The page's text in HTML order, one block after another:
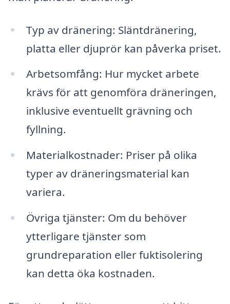
Typ av dränering: Släntdränering,
platta eller djuprör kan påverka priset.
Arbetsomfång: Hur mycket arbete
krävs för att genomföra dräneringen,
inklusive eventuellt grävning och
fyllning.
Materialkostnader: Priser på olika
typer av dräneringsmaterial kan
variera.
Övriga tjänster: Om du behöver
ytterligare tjänster som
grundreparation eller fuktisolering
kan detta öka kostnaden.